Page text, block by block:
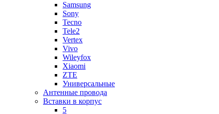
Samsung
Sony
Tecno
Tele2
Vertex
Vivo
Wileyfox
Xiaomi
ZTE
Универсальные
Антенные провода
Вставки в корпус
5